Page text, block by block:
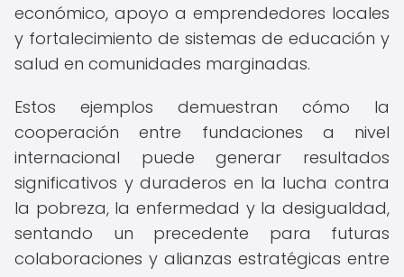
económico, apoyo a emprendedores locales
y fortalecimiento de sistemas de educación y
salud en comunidades marginadas.
Estos ejemplos demuestran cómo la
cooperación entre fundaciones a nivel
internacional puede generar resultados
significativos y duraderos en la lucha contra
la pobreza, la enfermedad y la desigualdad,
sentando un precedente para futuras
colaboraciones y alianzas estratégicas entre